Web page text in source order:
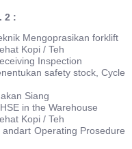
2 :
forklift
/ Teh
Inspection
stock, Cycle
Siang
the Warehouse
/ Teh
Prosedure